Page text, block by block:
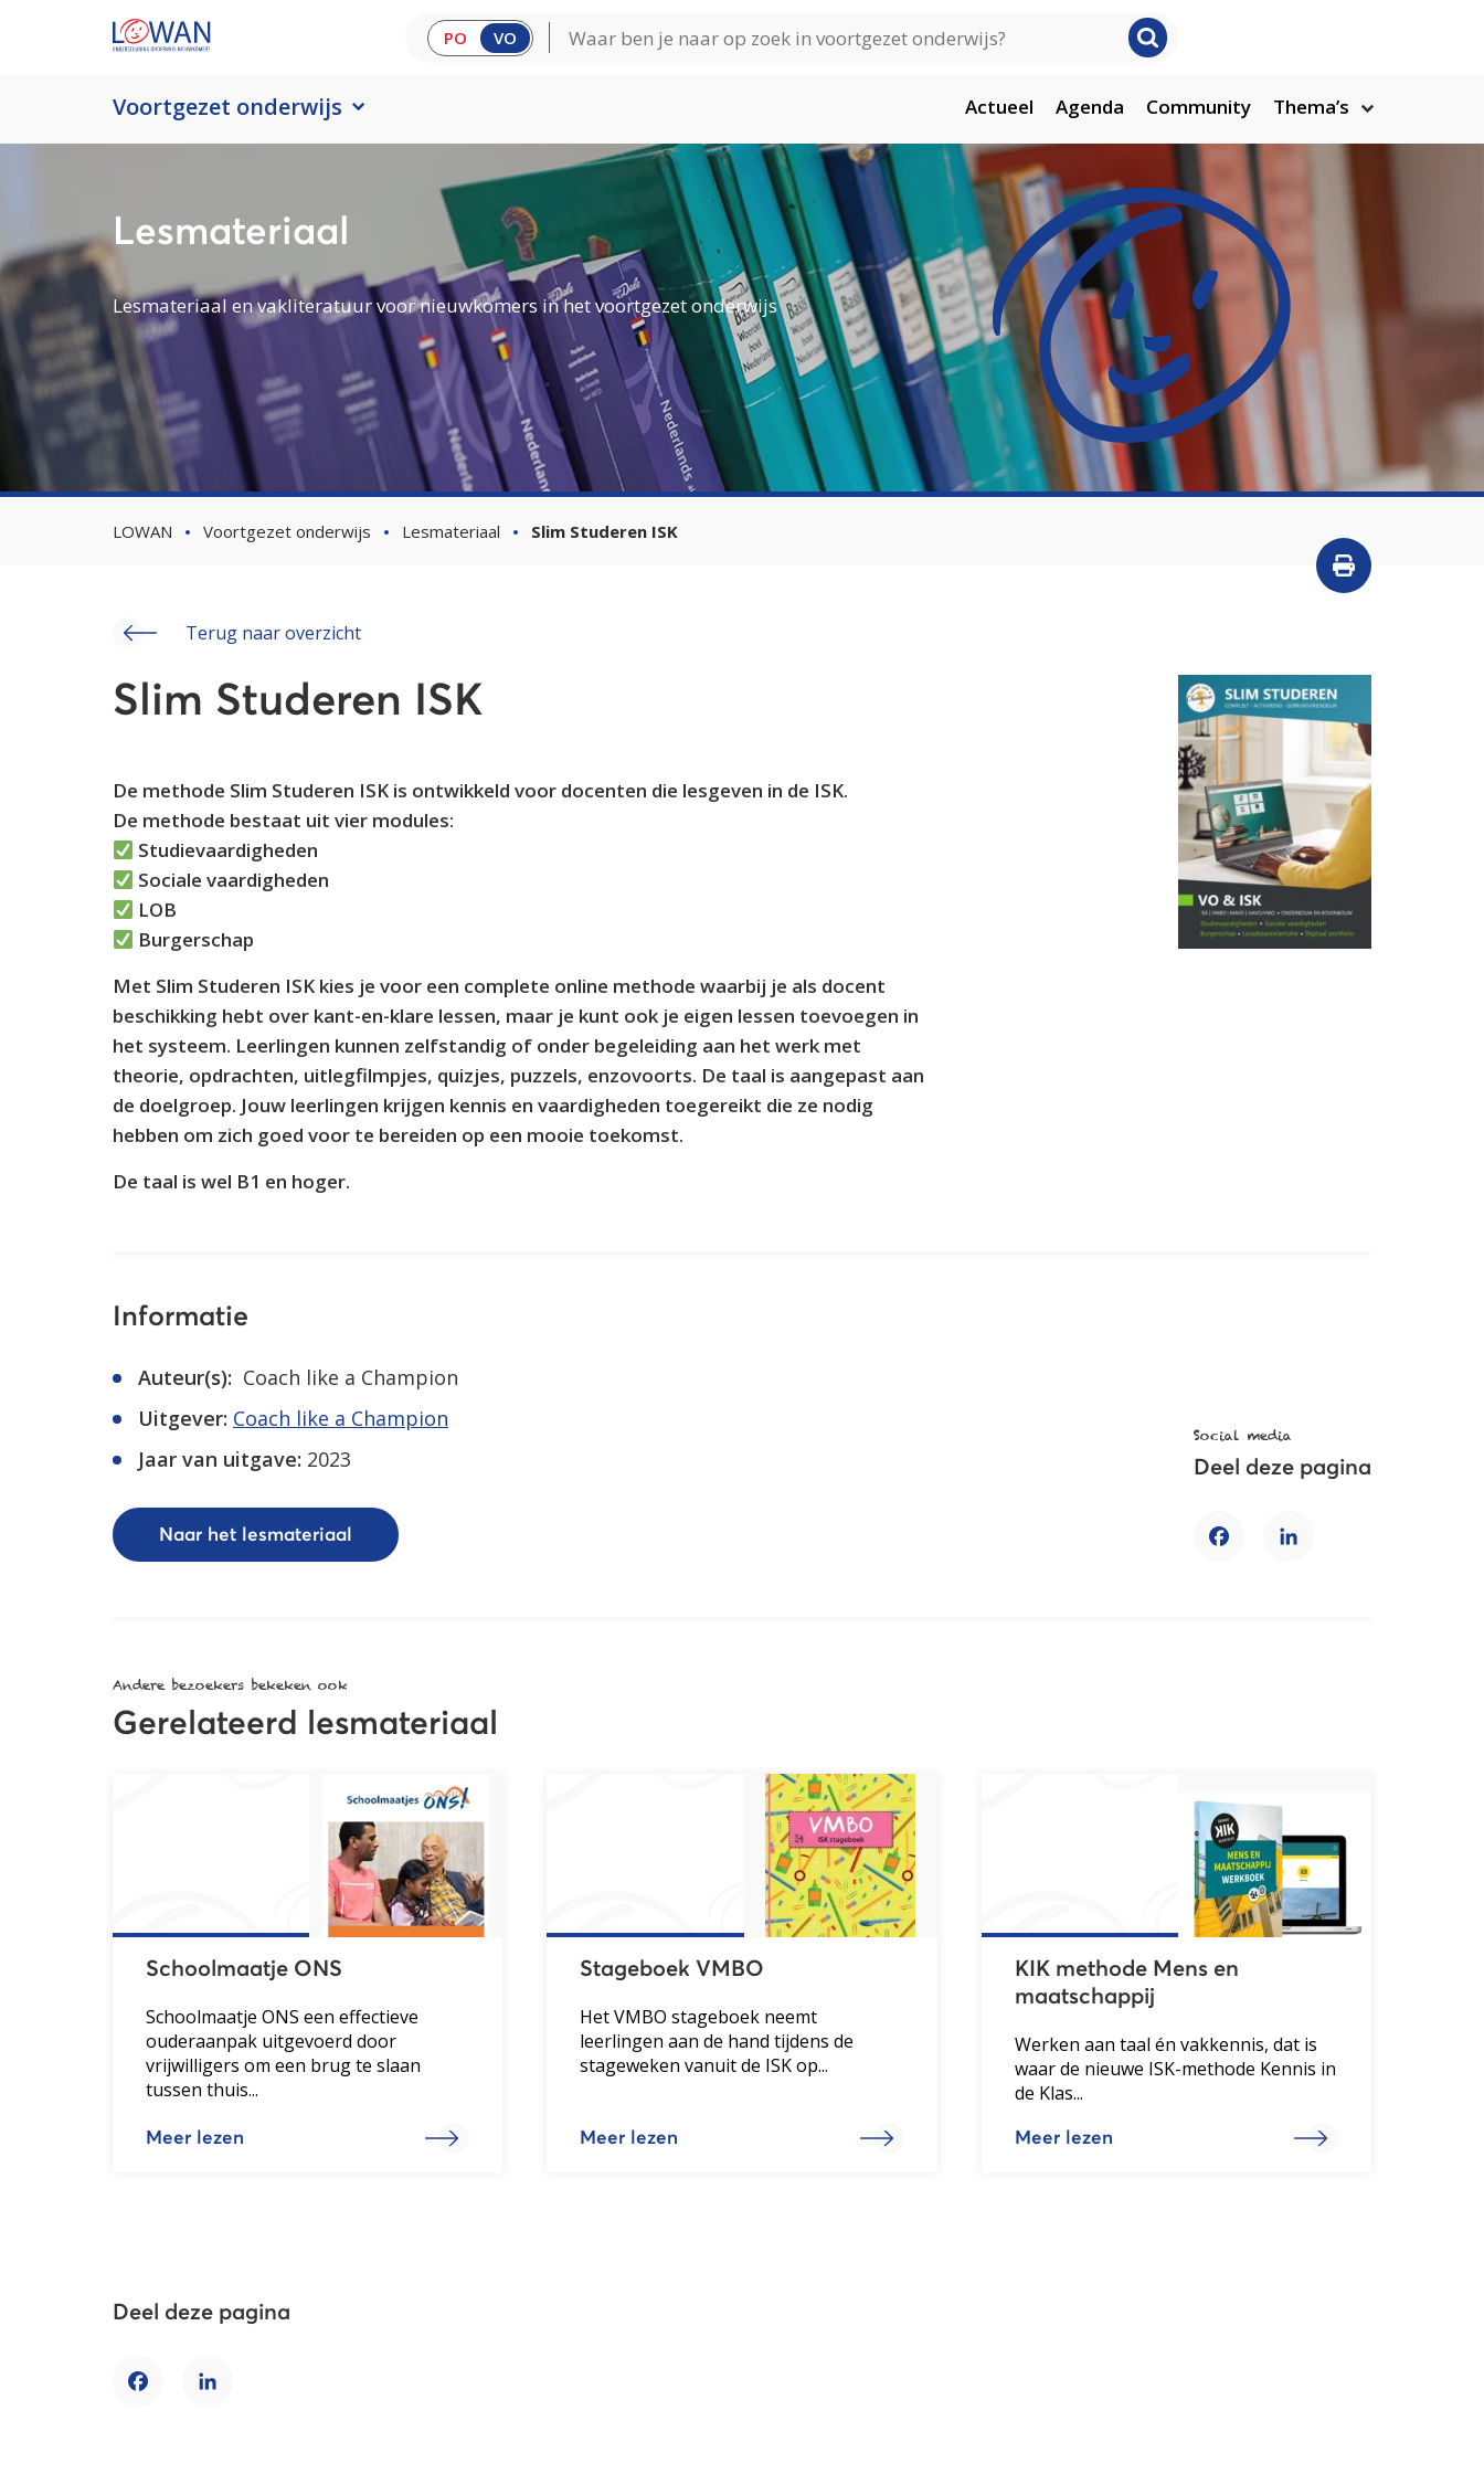
PO VO
Voortgezet onderwijs Actueel Agenda Community Thema’s
Lesmateriaal
Lesmateriaal en vakliteratuur voor nieuwkomers in het voortgezet onderwijs
LOWAN Voortgezet onderwijs Lesmateriaal Slim Studeren ISK
Terug naar overzicht
Slim Studeren ISK
De methode Slim Studeren ISK is ontwikkeld voor docenten die lesgeven in de ISK.
De methode bestaat uit vier modules:
Studievaardigheden
Sociale vaardigheden
LOB
Burgerschap
Met Slim Studeren ISK kies je voor een complete online methode waarbij je als docent
beschikking hebt over kant-en-klare lessen, maar je kunt ook je eigen lessen toevoegen in
het systeem. Leerlingen kunnen zelfstandig of onder begeleiding aan het werk met
theorie, opdrachten, uitlegfilmpjes, quizjes, puzzels, enzovoorts. De taal is aangepast aan
de doelgroep. Jouw leerlingen krijgen kennis en vaardigheden toegereikt die ze nodig
hebben om zich goed voor te bereiden op een mooie toekomst.
De taal is wel B1 en hoger.
Informatie
Auteur(s): Coach like a Champion
Uitgever: Coach like a Champion
Jaar van uitgave: 2023
Naar het lesmateriaal
Social media
Deel deze pagina
FacebookLinkedIn
Andere bezoekers bekeken ook
Gerelateerd lesmateriaal
Schoolmaatje ONS
Schoolmaatje ONS een effectieve
ouderaanpak uitgevoerd door
vrijwilligers om een brug te slaan
tussen thuis...
Meer lezen
Stageboek VMBO
Het VMBO stageboek neemt
leerlingen aan de hand tijdens de
stageweken vanuit de ISK op...
Meer lezen
KIK methode Mens en
maatschappij
Werken aan taal én vakkennis, dat is
waar de nieuwe ISK-methode Kennis in
de Klas...
Meer lezen
Deel deze pagina
FacebookLinkedIn